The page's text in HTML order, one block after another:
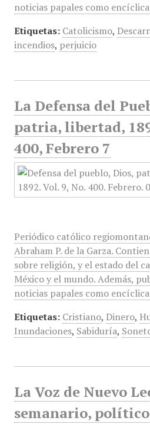
noticias papales como
Etiquetas: Catolicismo,
incendios, perjuicio
La Defensa del
patria, libertad,
400, Febrero 7
Periódico católico
Abraham P. de la Garza.
sobre religión, y el estado del
México y el mundo. Además,
noticias papales como
Etiquetas: Cristiano, Dinero,
Inundaciones, Sabiduría,
La Voz de Nuevo
semanario,